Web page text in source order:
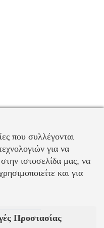
που συλλέγονται
για να
ιστοσελίδα μας, να
και για
Προστασίας